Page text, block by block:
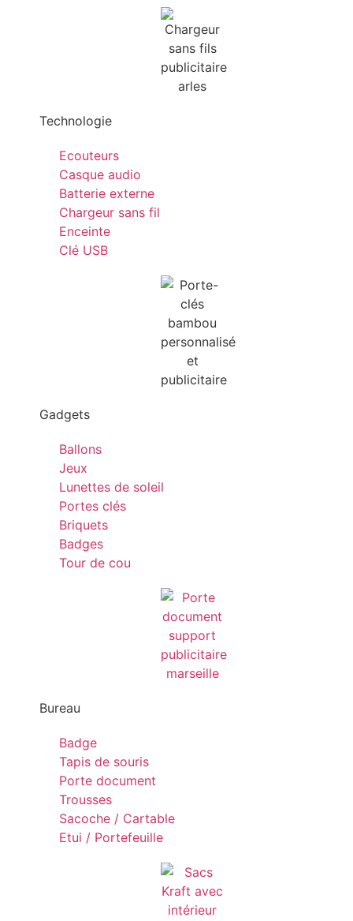
Technologie
Ecouteurs
Casque audio
Batterie externe
Chargeur sans fil
Enceinte
Clé USB
Gadgets
Ballons
Jeux
Lunettes de soleil
Portes clés
Briquets
Badges
Tour de cou
Bureau
Badge
Tapis de souris
Porte document
Trousses
Sacoche / Cartable
Etui / Portefeuille